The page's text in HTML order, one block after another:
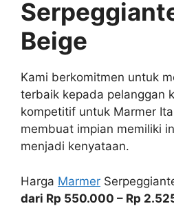
Beige
Kami berkomitmen untuk
terbaik kepada pelanggan
kompetitif untuk Marmer
membuat impian memiliki
menjadi kenyataan.
Harga Marmer
dari Rp 550.000 – Rp